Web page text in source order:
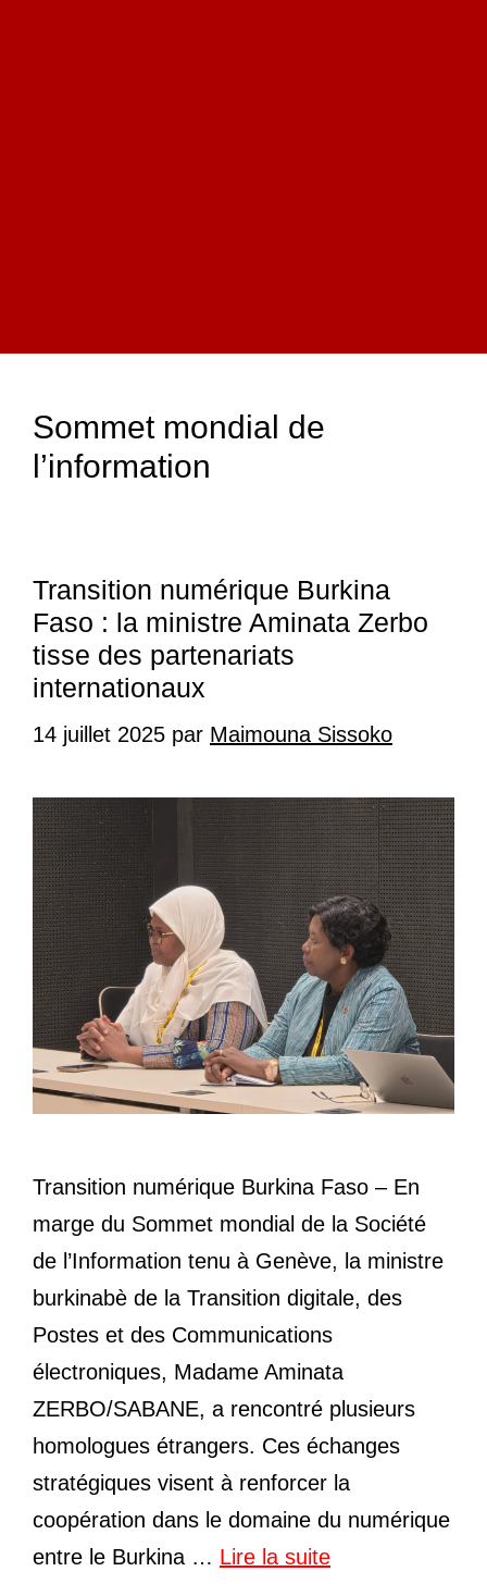
Sommet mondial de
l’information
Transition numérique Burkina
Faso : la ministre Aminata Zerbo
tisse des partenariats
internationaux
14 juillet 2025 par Maimouna Sissoko
Transition numérique Burkina Faso – En
marge du Sommet mondial de la Société
de l’Information tenu à Genève, la ministre
burkinabè de la Transition digitale, des
Postes et des Communications
électroniques, Madame Aminata
ZERBO/SABANE, a rencontré plusieurs
homologues étrangers. Ces échanges
stratégiques visent à renforcer la
coopération dans le domaine du numérique
entre le Burkina … Lire la suite